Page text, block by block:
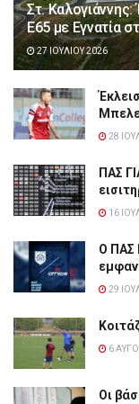
Στ.
Ε65 με Εγνατία
27 ΙΟΥΛΊΟΥ 2026
28
ΠΑΣ
16
Ο ΠΑΣ
29
6
Οι